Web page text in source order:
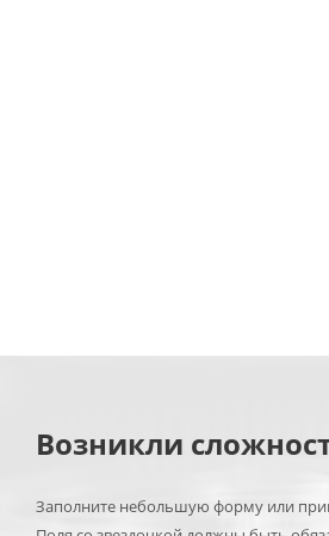
Возникли
Заполните небольшую форму или